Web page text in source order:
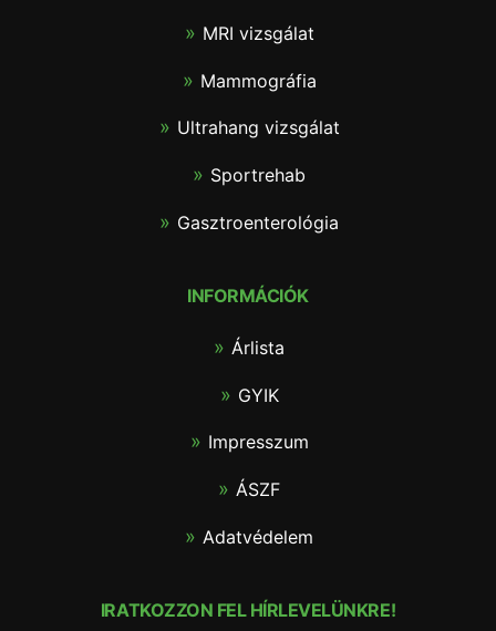
MRI vizsgálat
Mammográfia
Ultrahang vizsgálat
Sportrehab
Gasztroenterológia
INFORMÁCIÓK
Árlista
GYIK
Impresszum
ÁSZF
Adatvédelem
IRATKOZZON FEL HÍRLEVELÜNKRE!